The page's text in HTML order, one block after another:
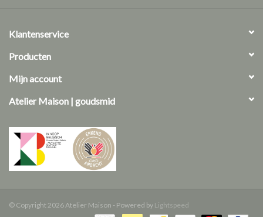
Klantenservice
Producten
Mijn account
Atelier Maison | goudsmid
© Copyright 2026 Atelier Maison - Powered by Lightspeed